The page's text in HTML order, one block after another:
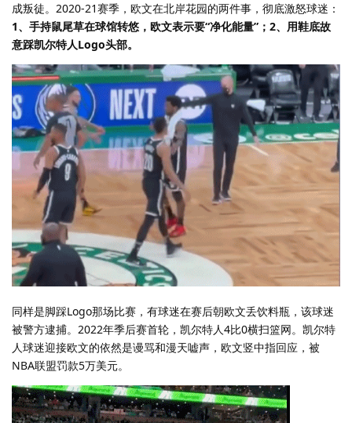
成叛徒。2020-21赛季，欧文在北岸花园的两件事，彻底激怒球迷：
1、手持鼠尾草在球馆转悠，欧文表示要“净化能量”；2、用鞋底故
意踩凯尔特人Logo头部。
同样是脚踩Logo那场比赛，有球迷在赛后朝欧文丢饮料瓶，该球迷
被警方逮捕。2022年季后赛首轮，凯尔特人4比0横扫篮网。凯尔特
人球迷迎接欧文的依然是谩骂和漫天嘘声，欧文竖中指回应，被
NBA联盟罚款5万美元。